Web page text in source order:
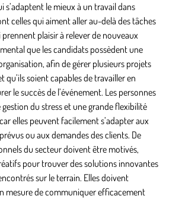
s’adaptent le mieux à un travail dans
celles qui aiment aller au-delà des tâches
plaisir à relever de nouveaux
que les candidats possèdent une
, afin de gérer plusieurs projets
qu’ils soient capables de travailler en
le succès de l’événement. Les personnes
du stress et une grande flexibilité
elles peuvent facilement s’adapter aux
ou aux demandes des clients. De
du secteur doivent être motivés,
pour trouver des solutions innovantes
sur le terrain. Elles doivent
mesure de communiquer efficacement